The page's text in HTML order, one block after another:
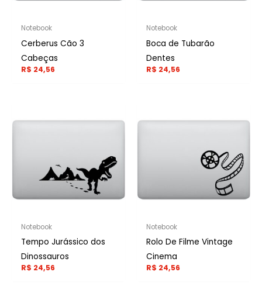
Notebook
Cerberus Cão 3
Cabeças
R$ 24,56
Notebook
Boca de Tubarão
Dentes
R$ 24,56
Notebook
Tempo Jurássico dos
Dinossauros
R$ 24,56
Notebook
Rolo De Filme Vintage
Cinema
R$ 24,56